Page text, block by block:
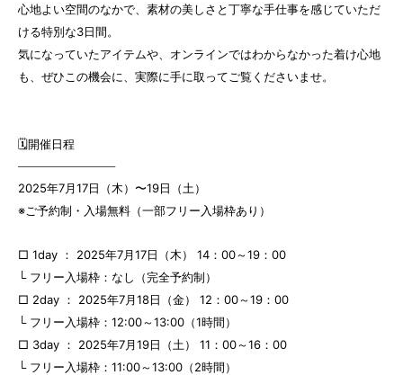
心地よい空間のなかで、素材の美しさと丁寧な手仕事を感じていただ
ける特別な3日間。
気になっていたアイテムや、オンラインではわからなかった着け心地
も、 ぜひこの機会に、実際に手に取ってご覧くださいませ。
🗓️開催日程
────────────
2025年7月17日（木）〜19日（土）
※ご予約制・入場無料（一部フリー入場枠あり）
□ 1day ： 2025年7月17日（木） 14：00～19：00
└ フリー入場枠：なし（完全予約制）
□ 2day ： 2025年7月18日（金） 12：00～19：00
└ フリー入場枠：12:00～13:00（1時間）
□ 3day ： 2025年7月19日（土） 11：00～16：00
└ フリー入場枠：11:00～13:00（2時間）